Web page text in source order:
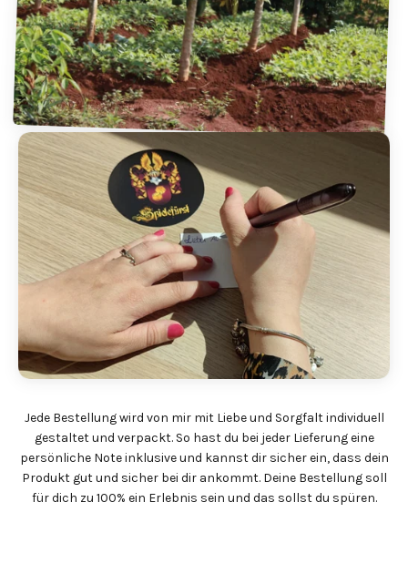
Jede Bestellung wird von mir mit Liebe und Sorgfalt individuell
gestaltet und verpackt. So hast du bei jeder Lieferung eine
persönliche Note inklusive und kannst dir sicher ein, dass dein
Produkt gut und sicher bei dir ankommt. Deine Bestellung soll
für dich zu 100% ein Erlebnis sein und das sollst du spüren.